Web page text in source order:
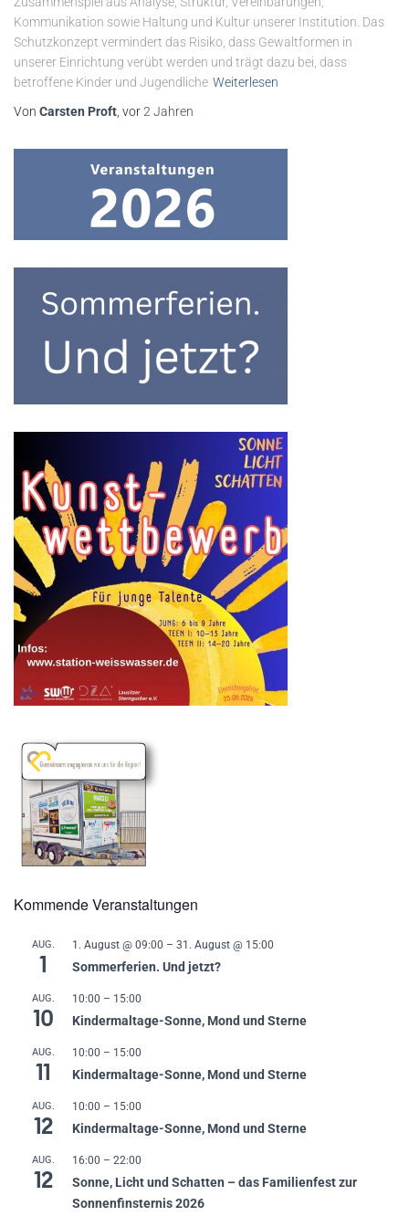
Kommunikation sowie Haltung und Kultur unserer Institution. Das
Schutzkonzept vermindert das Risiko, dass Gewaltformen in
unserer Einrichtung verübt werden und trägt dazu bei, dass
betroffene Kinder und Jugendliche Weiterlesen
Von Carsten Proft , vor2 Jahren
Kommende Veranstaltungen
AUG.
1
1. August @ 09:00 – 31. August @ 15:00
Sommerferien. Und jetzt?
AUG.
10
10:00 – 15:00
Kindermaltage-Sonne, Mond und Sterne
AUG.
11
10:00 – 15:00
Kindermaltage-Sonne, Mond und Sterne
AUG.
12
10:00 – 15:00
Kindermaltage-Sonne, Mond und Sterne
AUG.
12
16:00 – 22:00
Sonne, Licht und Schatten – das Familienfest zur
Sonnenfinsternis 2026